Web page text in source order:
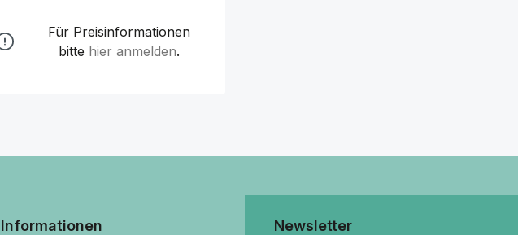
Für Preisinformationen
bitte hier anmelden.
Informationen Newsletter